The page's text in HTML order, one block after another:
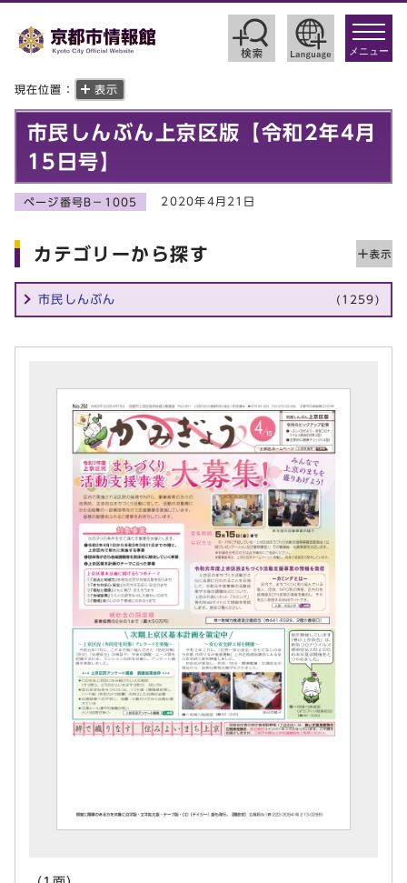
toggle
メニュー
現在位置： 表示
市民しんぶん上京区版【令和2年4月
15日号】
ページ番号B－1005 2020年4月21日
カテゴリーから探す
市民しんぶん (1259)